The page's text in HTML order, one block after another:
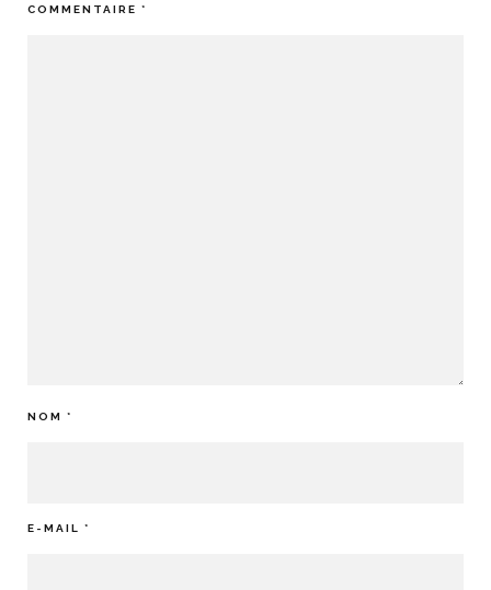
COMMENTAIRE *
NOM *
E-MAIL *